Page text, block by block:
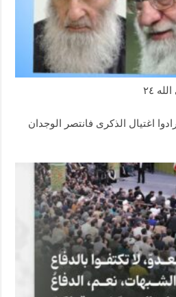
٢٤
اغتيال الذكرى فانتصر الوجدان